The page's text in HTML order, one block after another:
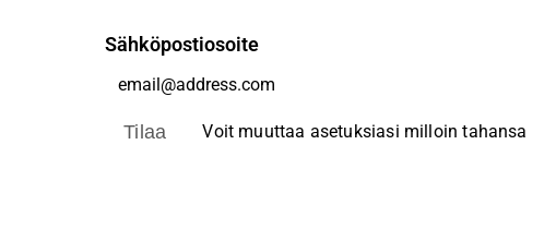
Sähköpostiosoite
Tilaa Voit muuttaa asetuksiasi milloin tahansa